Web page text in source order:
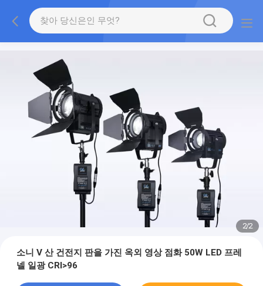
2/2
소니 V 산 건전지 판을 가진 옥외 영상 점화 50W LED 프레
넬 일광 CRI>96